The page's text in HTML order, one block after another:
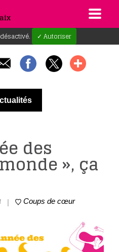
✓ Autoriser
des
», ça
| Coups de cœur